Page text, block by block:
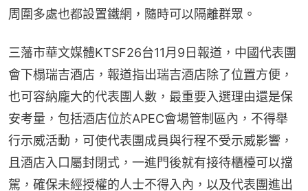
周圍多處也都設置鐵網，隨時可以隔離群眾。
三藩市華文媒體KTSF26台11月9日報道，中國代表團
會下榻瑞吉酒店，報道指出瑞吉酒店除了位置方便，
也可容納龐大的代表團人數，最重要入選理由還是保
安考量，包括酒店位於APEC會場管制區內，不得舉
行示威活動，可使代表團成員與行程不受示威影響，
且酒店入口屬封閉式，一進門後就有接待櫃檯可以擋
駕，確保未經授權的人士不得入內，以及代表團進出